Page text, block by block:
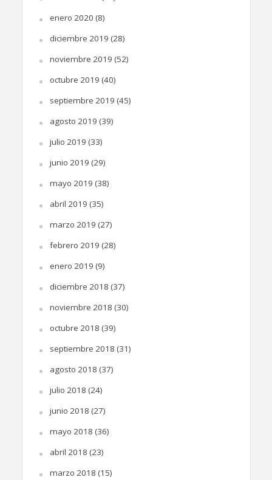
enero 2020 (8)
diciembre 2019 (28)
noviembre 2019 (52)
octubre 2019 (40)
septiembre 2019 (45)
agosto 2019 (39)
julio 2019 (33)
junio 2019 (29)
mayo 2019 (38)
abril 2019 (35)
marzo 2019 (27)
febrero 2019 (28)
enero 2019 (9)
diciembre 2018 (37)
noviembre 2018 (30)
octubre 2018 (39)
septiembre 2018 (31)
agosto 2018 (37)
julio 2018 (24)
junio 2018 (27)
mayo 2018 (36)
abril 2018 (23)
marzo 2018 (15)